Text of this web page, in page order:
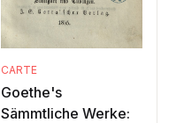
CARTE
Goethe's
Sämmtliche Werke: